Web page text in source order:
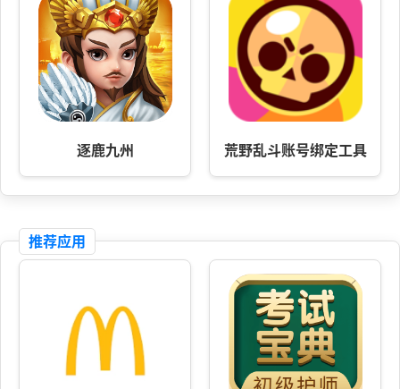
逐鹿九州 荒野乱斗账号绑定工具
推荐应用